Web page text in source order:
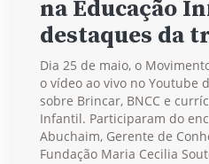
na Educação
destaques da
Dia 25 de maio, o
o vídeo ao vivo no Youtube
sobre Brincar, BNCC e
Infantil. Participaram do
Abuchaim, Gerente de
Fundação Maria Cecilia